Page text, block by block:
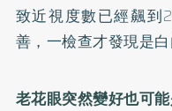
致近視度數已經飆到
善，一檢查才發現是白
老花眼突然變好也可